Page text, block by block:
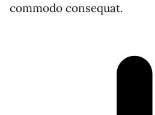
commodo consequat.